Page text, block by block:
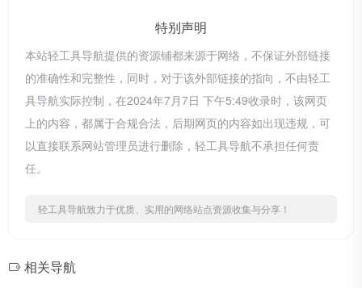
特别声明
本站轻工具导航提供的资源铺都来源于网络，不保证外部链接
的准确性和完整性，同时，对于该外部链接的指向，不由轻工
具导航实际控制，在2024年7月7日 下午5:49收录时，该网页
上的内容，都属于合规合法，后期网页的内容如出现违规，可
以直接联系网站管理员进行删除，轻工具导航不承担任何责
任。
轻工具导航致力于优质、实用的网络站点资源收集与分享！
相关导航